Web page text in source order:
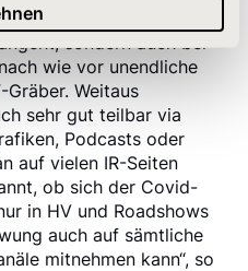
Luft nach oben,
wie vor unendliche
Weitaus
sehr gut teilbar via
Podcasts oder
auf vielen IR-Seiten
ob sich der Covid-
in HV und Roadshows
auch auf sämtliche
mitnehmen kann“, so